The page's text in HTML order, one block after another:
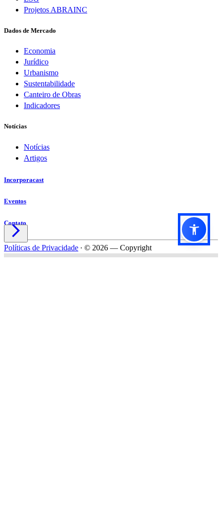
Projetos ABRAINC
Dados de Mercado
Economia
Jurídico
Urbanismo
Sustentabilidade
Canteiro de Obras
Indicadores
Notícias
Notícias
Artigos
Incorporacast
Eventos
Contato

Políticas de Privacidade ∙ © 2026 — Copyright